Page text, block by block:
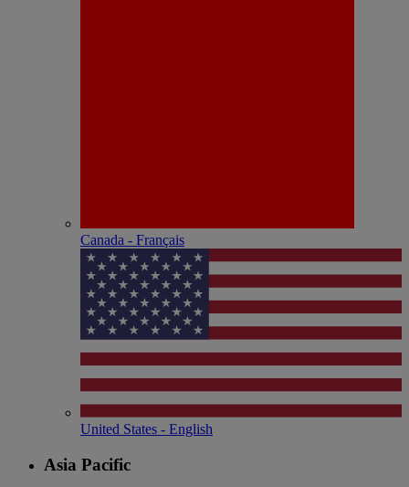
Canada - Français
United States - English
Asia Pacific